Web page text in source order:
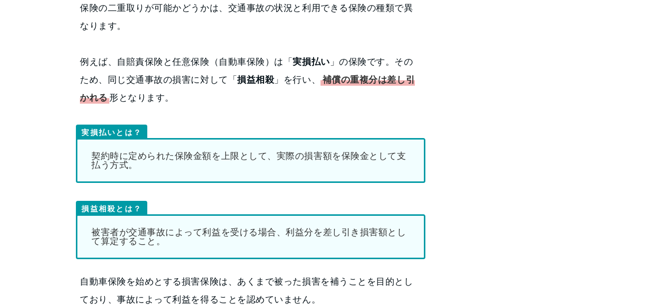
保険の二重取りが可能かどうかは、交通事故の状況と利用できる保険の種類で異
なります。
例えば、自賠責保険と任意保険（自動車保険）は「実損払い 」の保険です。その
ため、同じ交通事故の損害に対して「損益相殺 」を行い、補償の重複分は差し引
かれる 形となります。
実損払いとは？
契約時に定められた保険金額を上限として、実際の損害額を保険金として支
払う方式。
損益相殺とは？
被害者が交通事故によって利益を受ける場合、利益分を差し引き損害額とし
て算定すること。
自動車保険を始めとする損害保険は、あくまで被った損害を補うことを目的とし
ており、事故によって利益を得ることを認めていません。